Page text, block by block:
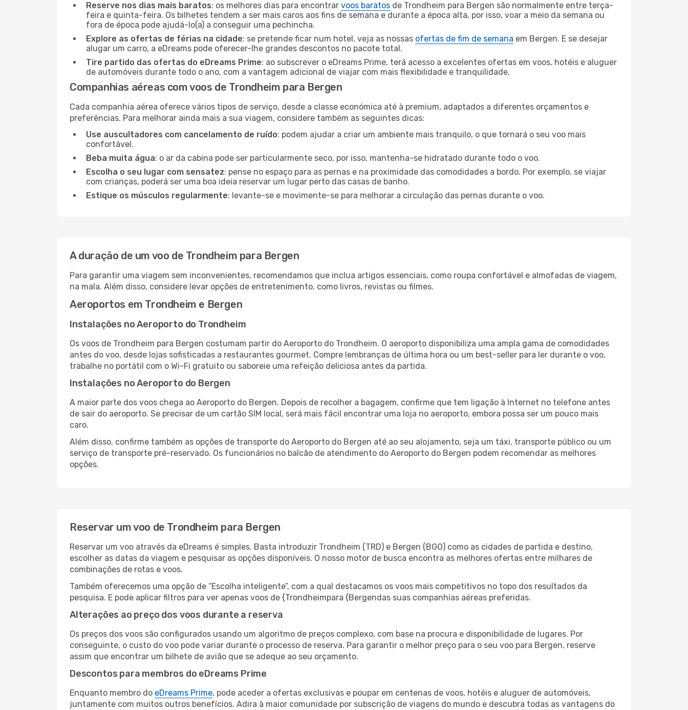
Reserve nos dias mais baratos: os melhores dias para encontrar voos baratos de Trondheim para Bergen são normalmente entre terça-
feira e quinta-feira. Os bilhetes tendem a ser mais caros aos fins de semana e durante a época alta, por isso, voar a meio da semana ou
fora de época pode ajudá-lo(a) a conseguir uma pechincha.
Explore as ofertas de férias na cidade: se pretende ficar num hotel, veja as nossas ofertas de fim de semana em Bergen. E se desejar
alugar um carro, a eDreams pode oferecer-lhe grandes descontos no pacote total.
Tire partido das ofertas do eDreams Prime: ao subscrever o eDreams Prime, terá acesso a excelentes ofertas em voos, hotéis e aluguer
de automóveis durante todo o ano, com a vantagem adicional de viajar com mais flexibilidade e tranquilidade.
Companhias aéreas com voos de Trondheim para Bergen
Cada companhia aérea oferece vários tipos de serviço, desde a classe económica até à premium, adaptados a diferentes orçamentos e
preferências. Para melhorar ainda mais a sua viagem, considere também as seguintes dicas:
Use auscultadores com cancelamento de ruído: podem ajudar a criar um ambiente mais tranquilo, o que tornará o seu voo mais
confortável.
Beba muita água: o ar da cabina pode ser particularmente seco, por isso, mantenha-se hidratado durante todo o voo.
Escolha o seu lugar com sensatez: pense no espaço para as pernas e na proximidade das comodidades a bordo. Por exemplo, se viajar
com crianças, poderá ser uma boa ideia reservar um lugar perto das casas de banho.
Estique os músculos regularmente: levante-se e movimente-se para melhorar a circulação das pernas durante o voo.
A duração de um voo de Trondheim para Bergen
Para garantir uma viagem sem inconvenientes, recomendamos que inclua artigos essenciais, como roupa confortável e almofadas de viagem,
na mala. Além disso, considere levar opções de entretenimento, como livros, revistas ou filmes.
Aeroportos em Trondheim e Bergen
Instalações no Aeroporto do Trondheim
Os voos de Trondheim para Bergen costumam partir do Aeroporto do Trondheim. O aeroporto disponibiliza uma ampla gama de comodidades
antes do voo, desde lojas sofisticadas a restaurantes gourmet. Compre lembranças de última hora ou um best-seller para ler durante o voo,
trabalhe no portátil com o Wi-Fi gratuito ou saboreie uma refeição deliciosa antes da partida.
Instalações no Aeroporto do Bergen
A maior parte dos voos chega ao Aeroporto do Bergen. Depois de recolher a bagagem, confirme que tem ligação à Internet no telefone antes
de sair do aeroporto. Se precisar de um cartão SIM local, será mais fácil encontrar uma loja no aeroporto, embora possa ser um pouco mais
caro.
Além disso, confirme também as opções de transporte do Aeroporto do Bergen até ao seu alojamento, seja um táxi, transporte público ou um
serviço de transporte pré-reservado. Os funcionários no balcão de atendimento do Aeroporto do Bergen podem recomendar as melhores
opções.
Reservar um voo de Trondheim para Bergen
Reservar um voo através da eDreams é simples. Basta introduzir Trondheim (TRD) e Bergen (BGO) como as cidades de partida e destino,
escolher as datas da viagem e pesquisar as opções disponíveis. O nosso motor de busca encontra as melhores ofertas entre milhares de
combinações de rotas e voos.
Também oferecemos uma opção de “Escolha inteligente”, com a qual destacamos os voos mais competitivos no topo dos resultados da
pesquisa. E pode aplicar filtros para ver apenas voos de {Trondheimpara {Bergendas suas companhias aéreas preferidas.
Alterações ao preço dos voos durante a reserva
Os preços dos voos são configurados usando um algoritmo de preços complexo, com base na procura e disponibilidade de lugares. Por
conseguinte, o custo do voo pode variar durante o processo de reserva. Para garantir o melhor preço para o seu voo para Bergen, reserve
assim que encontrar um bilhete de avião que se adeque ao seu orçamento.
Descontos para membros do eDreams Prime
Enquanto membro do eDreams Prime, pode aceder a ofertas exclusivas e poupar em centenas de voos, hotéis e aluguer de automóveis,
juntamente com muitos outros benefícios. Adira à maior comunidade por subscrição de viagens do mundo e descubra todas as vantagens do